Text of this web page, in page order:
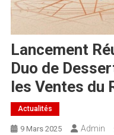
Lancement
Duo de
les Ventes du
Actualités
9 Mars 2025 Admin